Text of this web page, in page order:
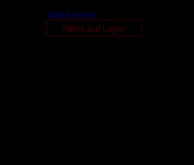
Weiterlesen
Nicht auf Lager